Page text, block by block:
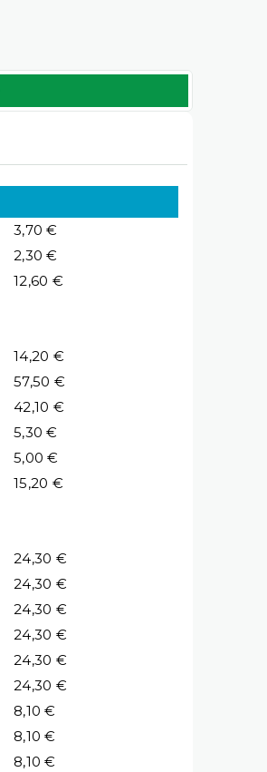
3,70 €
2,30 €
12,60 €
14,20 €
57,50 €
42,10 €
5,30 €
5,00 €
15,20 €
24,30 €
24,30 €
24,30 €
24,30 €
24,30 €
24,30 €
8,10 €
8,10 €
8,10 €